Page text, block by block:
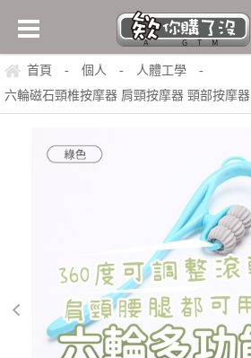
首頁 - 個人 - 人體工學 -
六輪磁石頸椎按摩器 肩頸按摩器 頸部按摩器